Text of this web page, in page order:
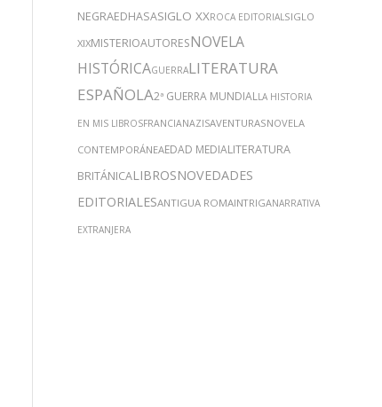
NEGRAEDHASASIGLO XXROCA EDITORIALSIGLO
XIXMISTERIOAUTORESNOVELA
HISTÓRICAGUERRALITERATURA
ESPAÑOLA2ª GUERRA MUNDIALLA HISTORIA
EN MIS LIBROSFRANCIANAZISAVENTURASNOVELA
CONTEMPORÁNEAEDAD MEDIALITERATURA
BRITÁNICALIBROSNOVEDADES
EDITORIALESANTIGUA ROMAINTRIGANARRATIVA
EXTRANJERA